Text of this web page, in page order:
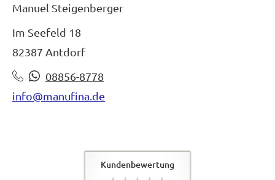
Manuel Steigenberger
Im Seefeld 18
82387 Antdorf
08856-8778
info@manufina.de
Kundenbewertung